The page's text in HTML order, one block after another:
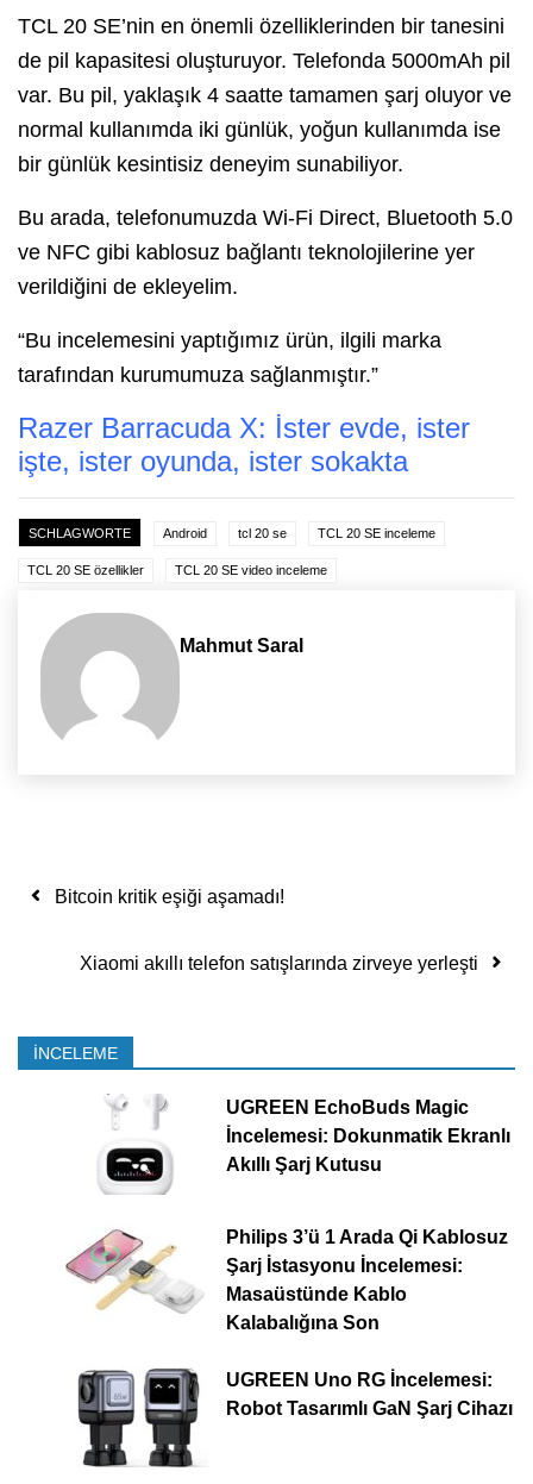
TCL 20 SE’nin en önemli özelliklerinden bir tanesini
de pil kapasitesi oluşturuyor. Telefonda 5000mAh pil
var. Bu pil, yaklaşık 4 saatte tamamen şarj oluyor ve
normal kullanımda iki günlük, yoğun kullanımda ise
bir günlük kesintisiz deneyim sunabiliyor.
Bu arada, telefonumuzda Wi-Fi Direct, Bluetooth 5.0
ve NFC gibi kablosuz bağlantı teknolojilerine yer
verildiğini de ekleyelim.
“Bu incelemesini yaptığımız ürün, ilgili marka
tarafından kurumumuza sağlanmıştır.”
Razer Barracuda X: İster evde, ister
işte, ister oyunda, ister sokakta
SCHLAGWORTE Android tcl 20 se TCL 20 SE inceleme
TCL 20 SE özellikler TCL 20 SE video inceleme
Mahmut Saral
Yazı dolaşımı
Bitcoin kritik eşiği aşamadı!
Xiaomi akıllı telefon satışlarında zirveye yerleşti
İNCELEME
UGREEN EchoBuds Magic
İncelemesi: Dokunmatik Ekranlı
Akıllı Şarj Kutusu
Philips 3’ü 1 Arada Qi Kablosuz
Şarj İstasyonu İncelemesi:
Masaüstünde Kablo
Kalabalığına Son
UGREEN Uno RG İncelemesi:
Robot Tasarımlı GaN Şarj Cihazı